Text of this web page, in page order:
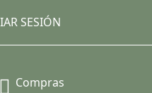
SESIÓN
the results.
Compras